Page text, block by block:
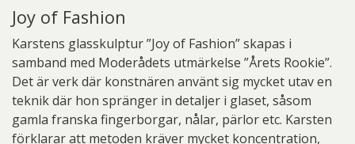
Joy of Fashion
Karstens glasskulptur ”Joy of Fashion” skapas i
samband med Moderådets utmärkelse ”Årets Rookie”.
Det är verk där konstnären använt sig mycket utav en
teknik där hon spränger in detaljer i glaset, såsom
gamla franska fingerborgar, nålar, pärlor etc. Karsten
förklarar att metoden kräver mycket koncentration,